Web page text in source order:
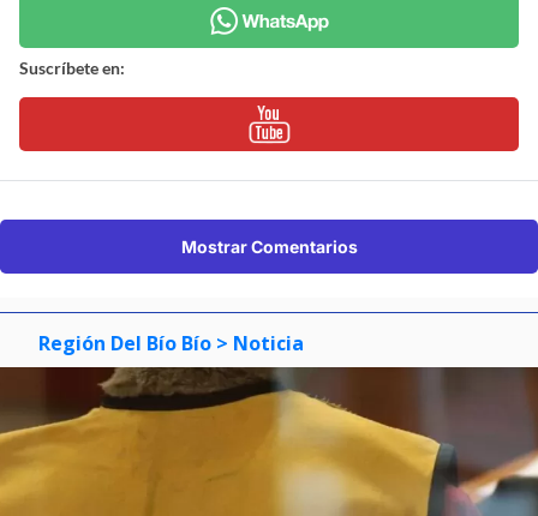
Suscríbete en:
Mostrar Comentarios
Región Del Bío Bío > Noticia